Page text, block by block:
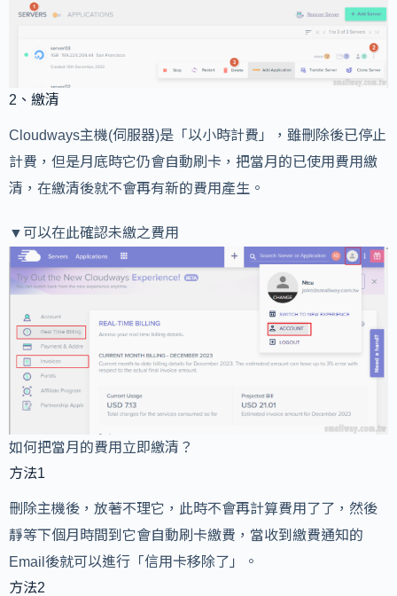
2、繳清
Cloudways主機(伺服器)是「以小時計費」，雖刪除後已停止
計費，但是月底時它仍會自動刷卡，把當月的已使用費用繳
清，在繳清後就不會再有新的費用產生。
▼可以在此確認未繳之費用
如何把當月的費用立即繳清？
方法1
刪除主機後，放著不理它，此時不會再計算費用了了，然後
靜等下個月時間到它會自動刷卡繳費，當收到繳費通知的
Email後就可以進行「信用卡移除了」。
方法2